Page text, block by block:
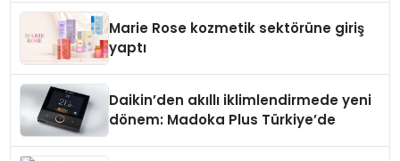
Marie Rose kozmetik sektörüne giriş
yaptı
Daikin’den akıllı iklimlendirmede yeni
dönem: Madoka Plus Türkiye’de